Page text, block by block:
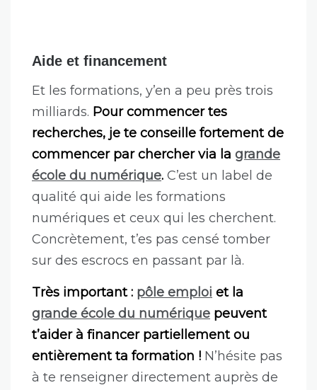
Aide et financement
Et les formations, y’en a peu près trois
milliards. Pour commencer tes
recherches, je te conseille fortement de
commencer par chercher via la grande
école du numérique. C’est un label de
qualité qui aide les formations
numériques et ceux qui les cherchent.
Concrètement, t’es pas censé tomber
sur des escrocs en passant par là.
Très important : pôle emploi et la
grande école du numérique peuvent
t’aider à financer partiellement ou
entièrement ta formation ! N’hésite pas
à te renseigner directement auprès de